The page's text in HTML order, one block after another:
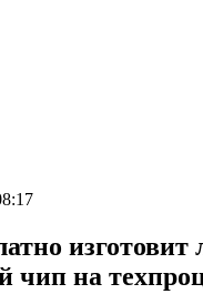
изготовит
чип на